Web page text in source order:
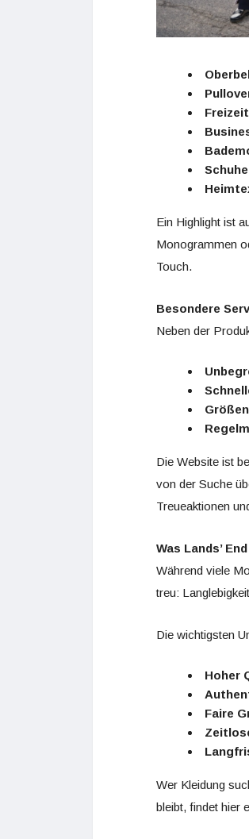
Ein Highlight ist
Monogrammen
Touch.
Besondere
Neben der
Die Website ist
von der Suche
Treueaktionen
Was Lands’
Während viele
treu:
Die wichtigsten
Hoher
Faire
Wer Kleidung
bleibt, findet hier